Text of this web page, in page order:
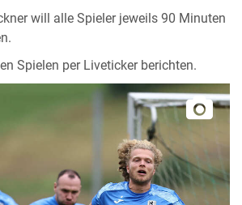
will alle Spieler jeweils 90 Minuten
Spielen per Liveticker berichten.